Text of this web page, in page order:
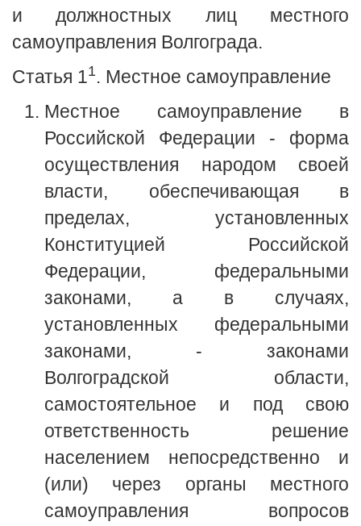
и должностных лиц местного
самоуправления Волгограда.
Статья 11. Местное самоуправление
Местное самоуправление в
Российской Федерации - форма
осуществления народом своей
власти, обеспечивающая в
пределах, установленных
Конституцией Российской
Федерации, федеральными
законами, а в случаях,
установленных федеральными
законами, - законами
Волгоградской области,
самостоятельное и под свою
ответственность решение
населением непосредственно и
(или) через органы местного
самоуправления вопросов